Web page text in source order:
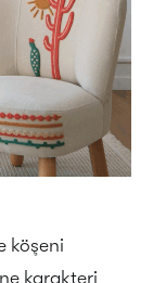
köşeni
karakteri